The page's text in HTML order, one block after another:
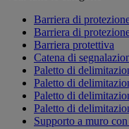
Barriera di
Barriera di
Barriera protettiva
Catena di
Paletto di
Paletto di
Paletto di
Paletto di
Supporto a muro